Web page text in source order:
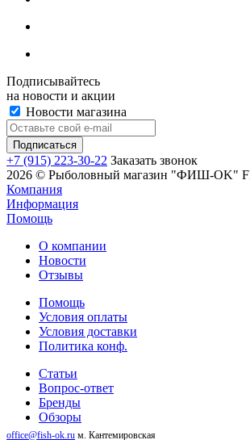
Подписывайтесь
на новости и акции
Новости магазина
+7 (915) 223-30-22 Заказать звонок
2026 © Рыболовный магазин "ФИШ-OK"
Компания
Информация
Помощь
О компании
Новости
Отзывы
Помощь
Условия оплаты
Условия доставки
Политика конф.
Статьи
Вопрос-ответ
Бренды
Обзоры
office@fish-ok.ru м. Кантемировская